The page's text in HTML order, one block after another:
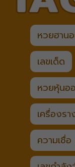
หวยฮาน
เลขเด็ด
หวยหุ้นอ
เครื่องร
ความเชื่